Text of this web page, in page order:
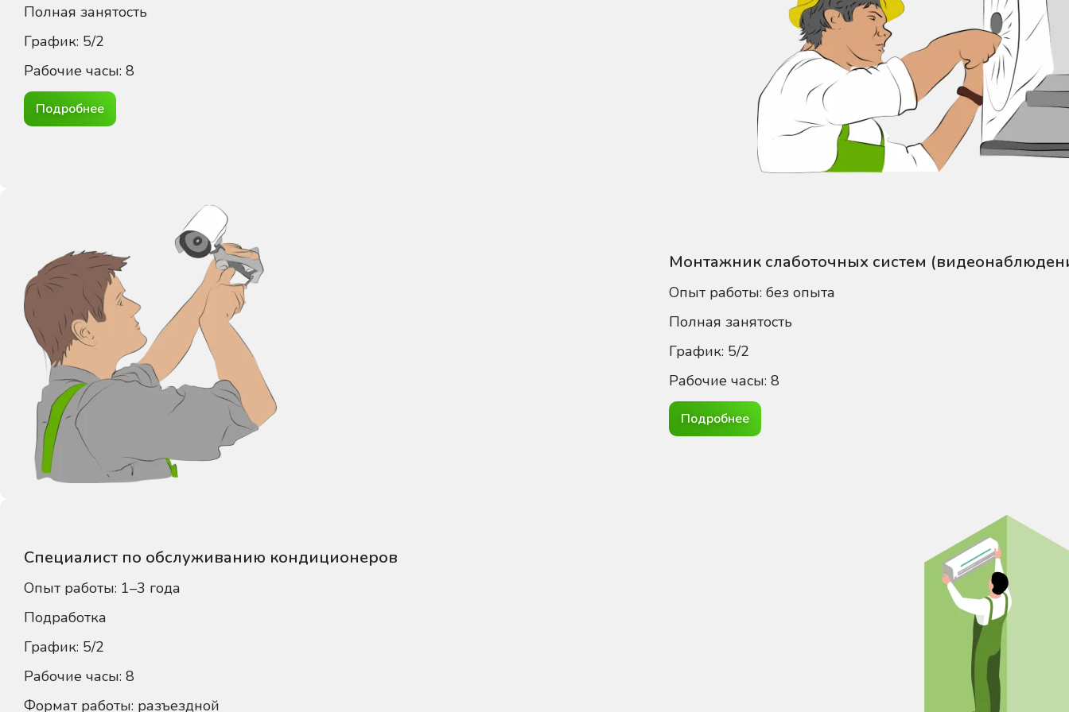
Полная занятость
График: 5/2
Рабочие часы: 8
Подробнее
Монтажник слаботочных систем
Опыт работы: без опыта
Полная занятость
График: 5/2
Рабочие часы: 8
Подробнее
Специалист по обслуживанию кондиционеров
Опыт работы: 1–3 года
Подработка
График: 5/2
Рабочие часы: 8
Формат работы: разъездной